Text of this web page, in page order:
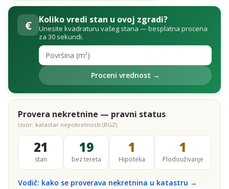
€ Koliko vredi stan u ovoj zgradi?
Unesite kvadraturu vašeg stana — besplatna procena
za 30 sekundi.
Proceni vrednost →
Provera nekretnine — pravni status
izvor: katastar nepokretnosti (RGZ)
21
stan
19
bez tereta
1
Hipoteka
1
Plodouživanje
Vodič: kako se proverava nekretnina u katastru →